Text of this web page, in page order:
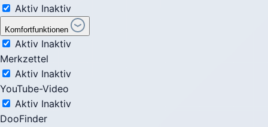
Aktiv Inaktiv
Komfortfunktionen
Aktiv Inaktiv
Merkzettel
Aktiv Inaktiv
YouTube-Video
Aktiv Inaktiv
DooFinder